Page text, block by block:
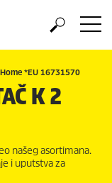
*EU 16731570
K 2
našeg asortimana.
i uputstva za